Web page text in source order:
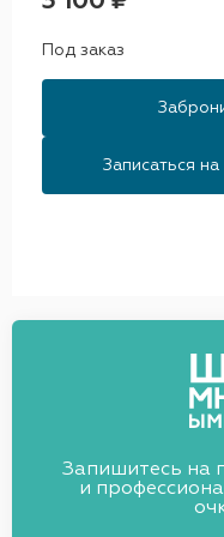
Под заказ
Записаться
Запишитесь на
и